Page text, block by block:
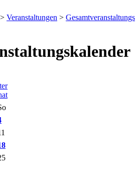
> Veranstaltungen > Gesamtveranstaltungs